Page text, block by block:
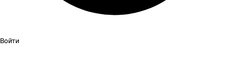
Войти